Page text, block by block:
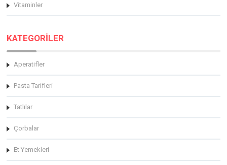
Vitaminler
KATEGORİLER
Aperatifler
Pasta Tarifleri
Tatlılar
Çorbalar
Et Yemekleri